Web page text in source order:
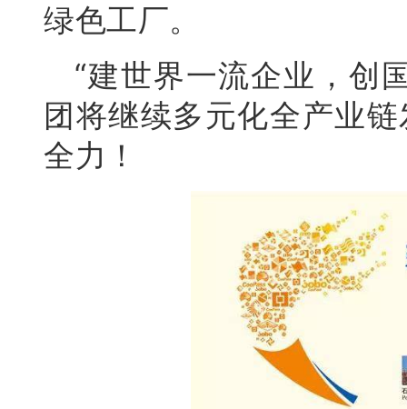
绿色工厂。
“建世界一流企业，创
团将继续多元化全产业
全力！